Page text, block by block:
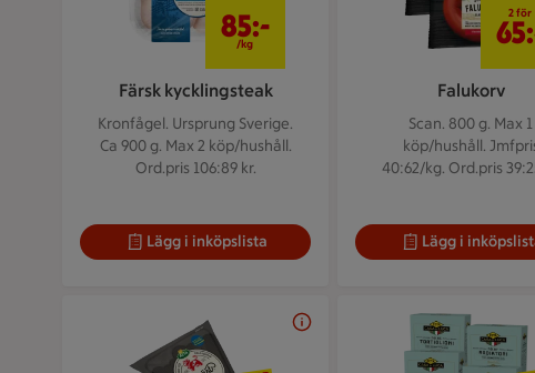
Färsk kycklingsteak
Kronfågel. Ursprung Sverige.
Ca 900 g. Max 2 köp/hushåll.
Ord.pris 106:89 kr.
85:-
/kg
Lägg i inköpslista
Falukorv
Scan. 800 g. Max 1
köp/hushåll.
40:62/kg. Ord.pris
2 för
Lägg i